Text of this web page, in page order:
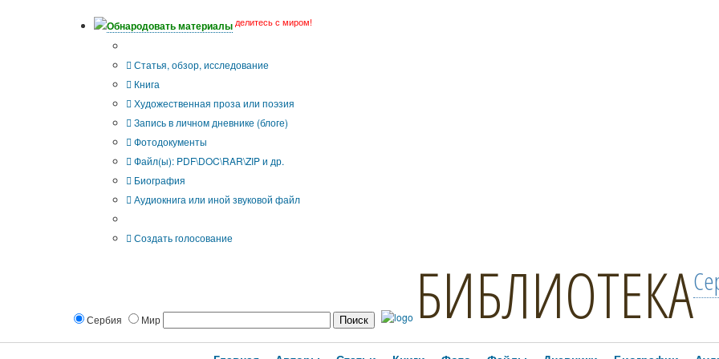
Обнародовать материалы делитесь с миром!
Статья, обзор, исследование
Книга
Художественная проза или поэзия
Запись в личном дневнике (блоге)
Фотодокументы
Файл(ы): PDF\DOC\RAR\ZIP и др.
Биография
Аудиокнига или иной звуковой файл
Создать голосование
Сербия Мир БИБЛИОТЕКА